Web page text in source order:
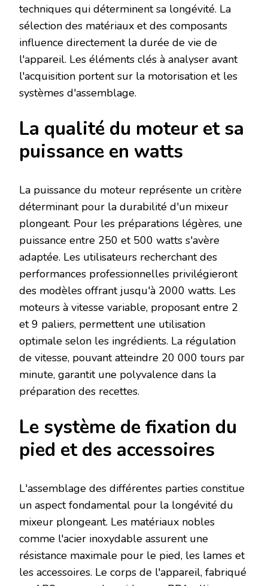
techniques qui déterminent sa longévité. La
sélection des matériaux et des composants
influence directement la durée de vie de
l'appareil. Les éléments clés à analyser avant
l'acquisition portent sur la motorisation et les
systèmes d'assemblage.
La qualité du moteur et sa
puissance en watts
La puissance du moteur représente un critère
déterminant pour la durabilité d'un mixeur
plongeant. Pour les préparations légères, une
puissance entre 250 et 500 watts s'avère
adaptée. Les utilisateurs recherchant des
performances professionnelles privilégieront
des modèles offrant jusqu'à 2000 watts. Les
moteurs à vitesse variable, proposant entre 2
et 9 paliers, permettent une utilisation
optimale selon les ingrédients. La régulation
de vitesse, pouvant atteindre 20 000 tours par
minute, garantit une polyvalence dans la
préparation des recettes.
Le système de fixation du
pied et des accessoires
L'assemblage des différentes parties constitue
un aspect fondamental pour la longévité du
mixeur plongeant. Les matériaux nobles
comme l'acier inoxydable assurent une
résistance maximale pour le pied, les lames et
les accessoires. Le corps de l'appareil, fabriqué